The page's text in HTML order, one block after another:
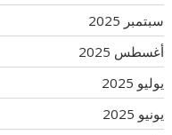
سبتمبر 2025
أغسطس 2025
يوليو 2025
يونيو 2025